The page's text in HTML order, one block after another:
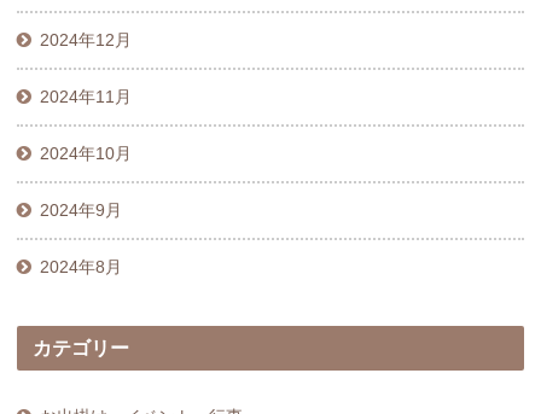
2024年12月
2024年11月
2024年10月
2024年9月
2024年8月
カテゴリー